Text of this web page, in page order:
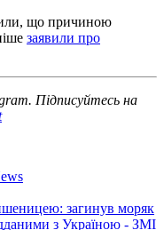
що причиною
заявили про
Підписуйтесь на
загинув моряк
з Україною - ЗМІ